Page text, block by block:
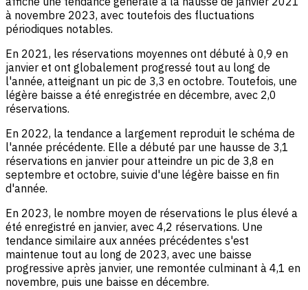
à novembre 2023, avec toutefois des fluctuations
périodiques notables.
En 2021, les réservations moyennes ont débuté à 0,9 en
janvier et ont globalement progressé tout au long de
l'année, atteignant un pic de 3,3 en octobre. Toutefois, une
légère baisse a été enregistrée en décembre, avec 2,0
réservations.
En 2022, la tendance a largement reproduit le schéma de
l'année précédente. Elle a débuté par une hausse de 3,1
réservations en janvier pour atteindre un pic de 3,8 en
septembre et octobre, suivie d'une légère baisse en fin
d'année.
En 2023, le nombre moyen de réservations le plus élevé a
été enregistré en janvier, avec 4,2 réservations. Une
tendance similaire aux années précédentes s'est
maintenue tout au long de 2023, avec une baisse
progressive après janvier, une remontée culminant à 4,1 en
novembre, puis une baisse en décembre.